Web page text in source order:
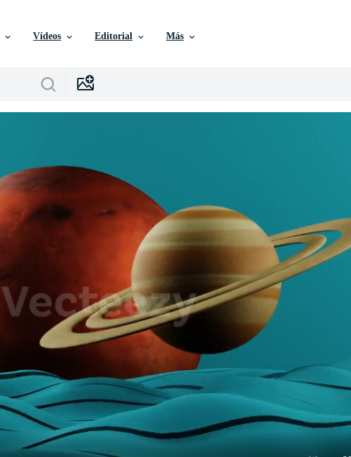
Vídeos Editorial Más